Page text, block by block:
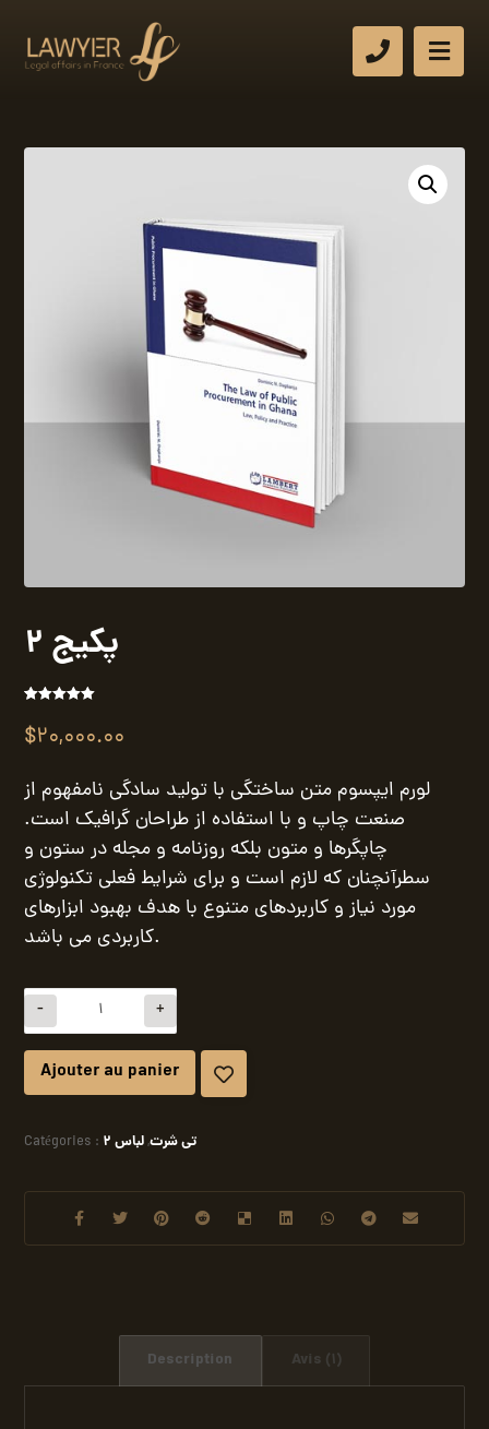
پکیج 2
sur 5 basé
surnotation
$20,000.00
لورم ایپسوم متن ساختگی با تولید سادگی نامفهوم از
صنعت چاپ و با استفاده از طراحان گرافیک است.
چاپگرها و متون بلکه روزنامه و مجله در ستون و
سطرآنچنان که لازم است و برای شرایط فعلی تکنولوژی
مورد نیاز و کاربردهای متنوع با هدف بهبود ابزارهای
کاربردی می باشد.
- +
Ajouter au panier
Catégories : تی شرت,لباس 2
Description Avis (1)